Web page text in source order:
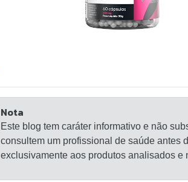
Nota
Este blog tem caráter informativo e não
consultem um profissional de saúde antes
exclusivamente aos produtos analisados